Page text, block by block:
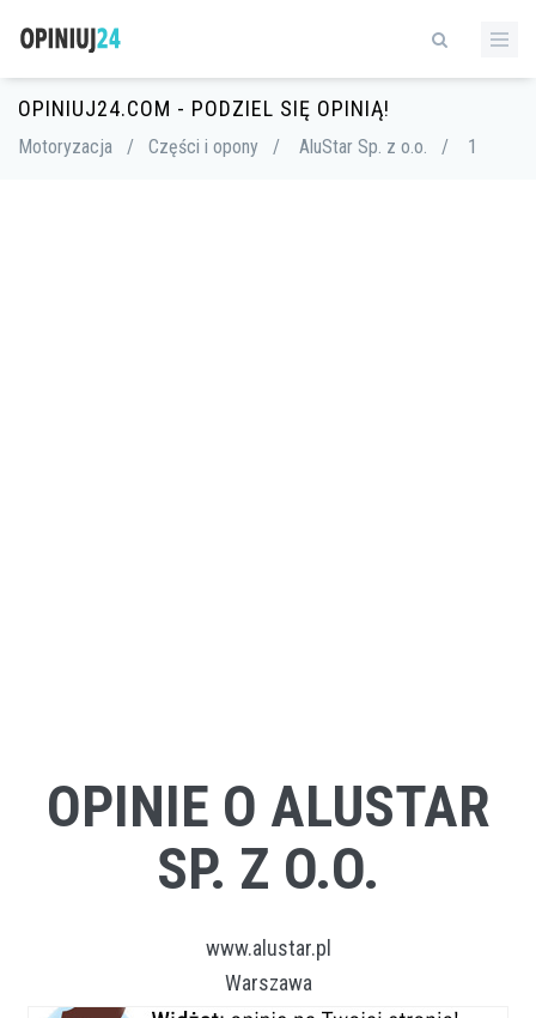
OPINIUJ24.COM - PODZIEL SIĘ OPINIĄ!
Motoryzacja / Części i opony / AluStar Sp. z o.o. / 1
OPINIE O ALUSTAR
SP. Z O.O.
www.alustar.pl
Warszawa